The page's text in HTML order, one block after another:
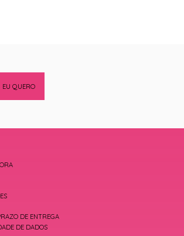
EU QUERO
DE ENTREGA
DE DADOS